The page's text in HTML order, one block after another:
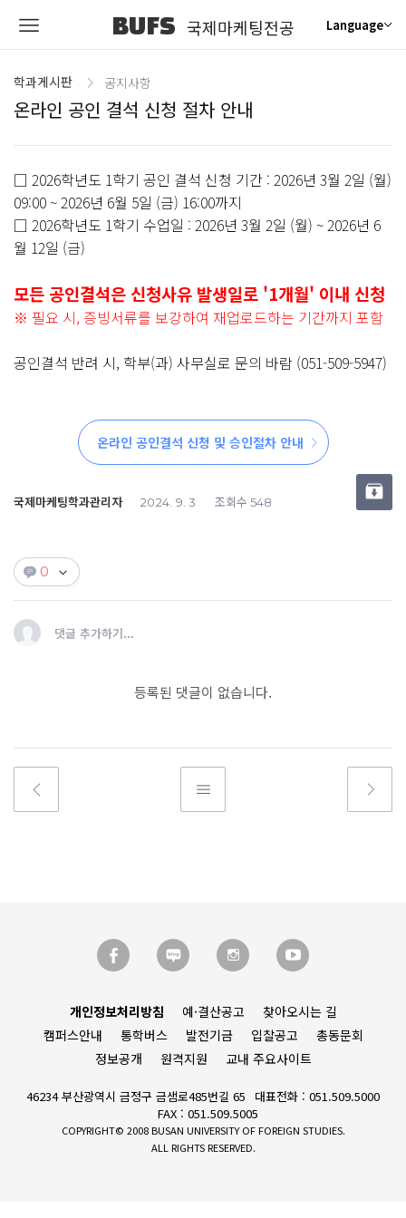
BUFS 국제마케팅전공 Language
학과게시판 공지사항
온라인 공인 결석 신청 절차 안내
□ 2026학년도 1학기 공인 결석 신청 기간 : 2026년 3월 2일 (월)
09:00 ~ 2026년 6월 5일 (금) 16:00까지
□ 2026학년도 1학기 수업일 : 2026년 3월 2일 (월) ~ 2026년 6
월 12일 (금)
모든 공인결석은 신청사유 발생일로 '1개월' 이내 신청
※ 필요 시, 증빙서류를 보강하여 재업로드하는 기간까지 포함
공인결석 반려 시, 학부(과) 사무실로 문의 바람 (051-509-5947)
온라인 공인결석 신청 및 승인절차 안내
국제마케팅학과관리자 2024. 9. 3 조회수 548
0
댓글 추가하기...
등록된 댓글이 없습니다.
개인정보처리방침 예·결산공고
찾아오시는 길
캠퍼스안내
통학버스 발전기금 입찰공고
총동문회
정보공개
원격지원 교내 주요사이트
46234 부산광역시 금정구 금샘로485번길 65
대표전화 : 051.509.5000
FAX : 051.509.5005
COPYRIGHT© 2008 BUSAN UNIVERSITY OF FOREIGN STUDIES.
ALL RIGHTS RESERVED.